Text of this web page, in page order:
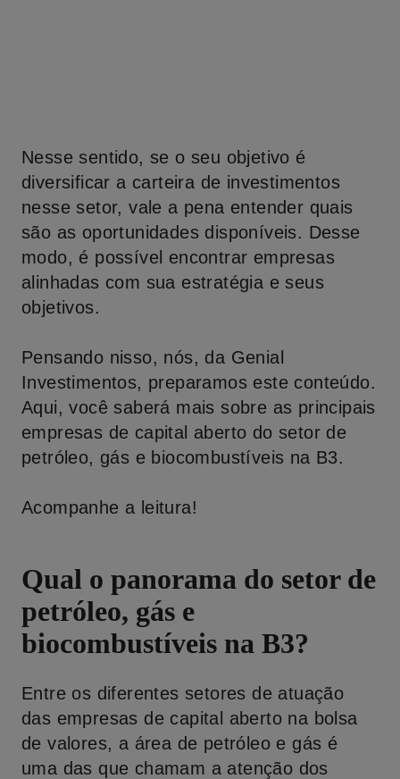
Nesse sentido, se o seu objetivo é
diversificar a carteira de investimentos
nesse setor, vale a pena entender quais
são as oportunidades disponíveis. Desse
modo, é possível encontrar empresas
alinhadas com sua estratégia e seus
objetivos.
Pensando nisso, nós, da Genial
Investimentos, preparamos este conteúdo.
Aqui, você saberá mais sobre as principais
empresas de capital aberto do setor de
petróleo, gás e biocombustíveis na B3.
Acompanhe a leitura!
Qual o panorama do setor de
petróleo, gás e
biocombustíveis na B3?
Entre os diferentes setores de atuação
das empresas de capital aberto na bolsa
de valores, a área de petróleo e gás é
uma das que chamam a atenção dos